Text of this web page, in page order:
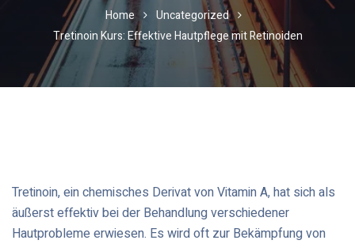
Home
Uncategorized
Tretinoin Kurs: Effektive Hautpflege mit Retinoiden
Tretinoin, ein chemisches Derivat von Vitamin A, hat sich als
äußerst effektiv bei der Behandlung verschiedener
Hautprobleme erwiesen. Es wird oft zur Bekämpfung von